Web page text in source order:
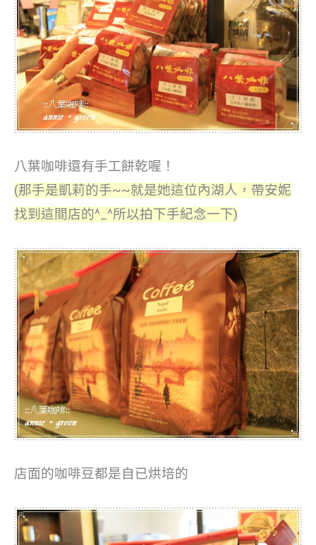
八葉咖啡還有手工餅乾喔！
(那手是凱莉的手~~就是她這位內湖人，帶安妮
找到這間店的^_^所以拍下手紀念一下)
店面的咖啡豆都是自已烘培的